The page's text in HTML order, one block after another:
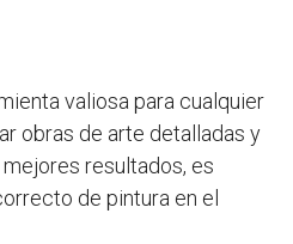
valiosa para cualquier
obras de arte detalladas y
resultados, es
de pintura en el